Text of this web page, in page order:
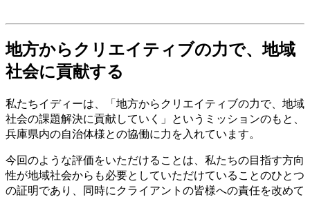
地方からクリエイティブの力で、地域
社会に貢献する
私たちイディーは、「地方からクリエイティブの力で、地域
社会の課題解決に貢献していく」というミッションのもと、
兵庫県内の自治体様との協働に力を入れています。
今回のような評価をいただけることは、私たちの目指す方向
性が地域社会からも必要としていただけていることのひとつ
の証明であり、同時にクライアントの皆様への責任を改めて